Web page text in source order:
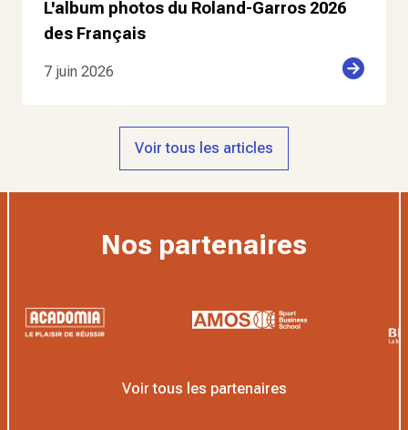
L'album photos du Roland-Garros 2026
des Français
7 juin 2026
Voir tous les articles
Nos partenaires
Voir tous les partenaires